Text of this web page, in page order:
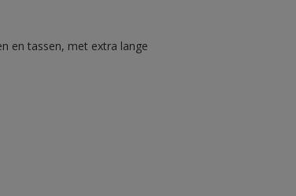
en tassen, met extra lange